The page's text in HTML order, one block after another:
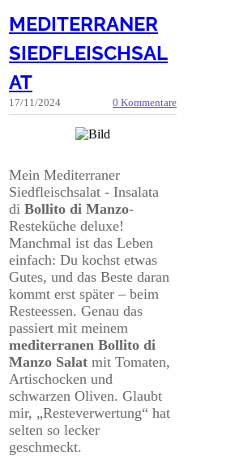
MEDITERRANER
SIEDFLEISCHSAL
AT
17/11/2024 0 Kommentare
Mein Mediterraner
Siedfleischsalat - Insalata
di Bollito di Manzo-
Resteküche deluxe!
Manchmal ist das Leben
einfach: Du kochst etwas
Gutes, und das Beste daran
kommt erst später – beim
Resteessen. Genau das
passiert mit meinem
mediterranen Bollito di
Manzo Salat mit Tomaten,
Artischocken und
schwarzen Oliven. Glaubt
mir, „Resteverwertung“ hat
selten so lecker
geschmeckt.